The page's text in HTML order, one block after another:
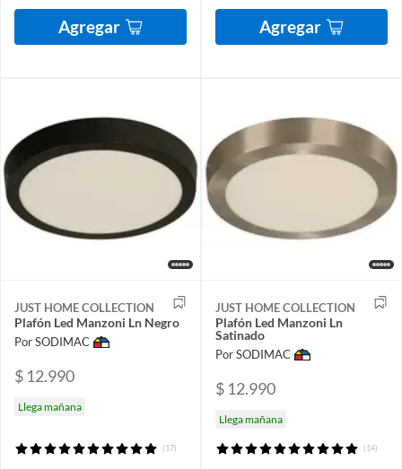
Agregar Agregar
JUST HOME COLLECTION
Plafón Led Manzoni Ln Negro
Por SODIMAC
$ 12.990
Llega mañana
(17)
JUST HOME COLLECTION
Plafón Led Manzoni Ln
Satinado
Por SODIMAC
$ 12.990
Llega mañana
(14)